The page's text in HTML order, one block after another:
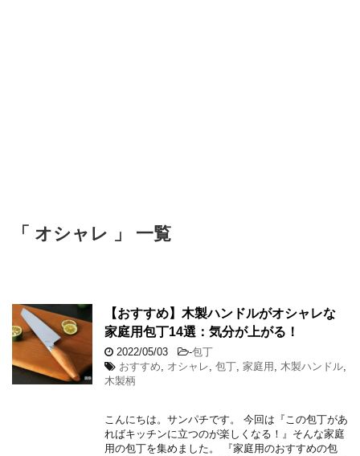
「 オシャレ 」 一覧
【おすすめ】木製ハンドルがオシャレな
家庭用包丁14選：気分が上がる！
2022/05/03 -包丁
おすすめ, オシャレ, 包丁, 家庭用 , 木製ハンドル,
木製柄
こんにちは。サンパチです。 今回は『この包丁があ
ればキッチンに立つのが楽しくなる！』そんな家庭
用の包丁を集めました。 『家庭用のおすすめの包